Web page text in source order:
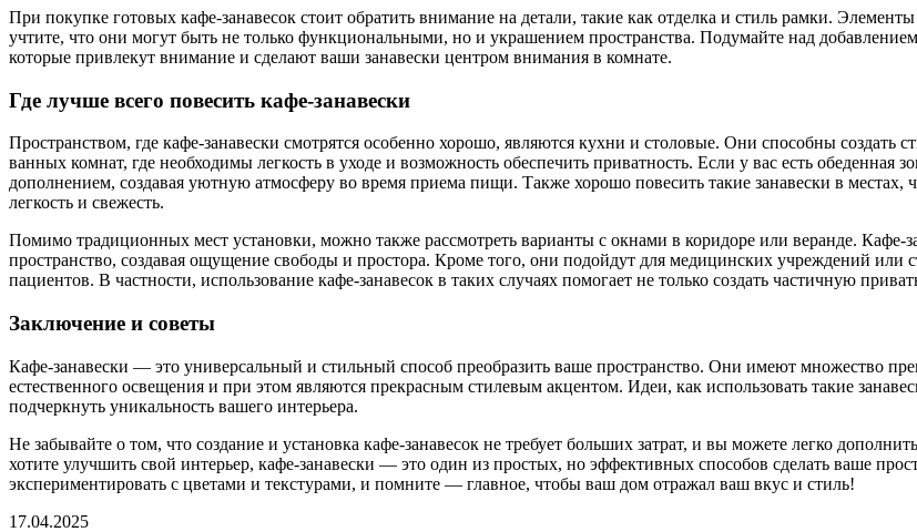
При покупке готовых кафе-занавесок стоит обратить внимание на детали, такие как отделка и стиль рамки.
учтите, что они могут быть не только функциональными, но и украшением пространства. Подумайте над
которые привлекут внимание и сделают ваши занавески центром внимания в комнате.
Где лучше всего повесить кафе-занавески
Пространством, где кафе-занавески смотрятся особенно хорошо, являются кухни и столовые. Они способны создать
ванных комнат, где необходимы легкость в уходе и возможность обеспечить приватность. Если у вас есть обеденная
дополнением, создавая уютную атмосферу во время приема пищи. Также хорошо повесить такие занавески в
легкость и свежесть.
Помимо традиционных мест установки, можно также рассмотреть варианты с окнами в коридоре или веранде. Кафе-
пространство, создавая ощущение свободы и простора. Кроме того, они подойдут для медицинских учреждений или
пациентов. В частности, использование кафе-занавесок в таких случаях помогает не только создать частичную
Заключение и советы
Кафе-занавески — это универсальный и стильный способ преобразить ваше пространство. Они имеют множество
естественного освещения и при этом являются прекрасным стилевым акцентом. Идеи, как использовать такие
подчеркнуть уникальность вашего интерьера.
Не забывайте о том, что создание и установка кафе-занавесок не требует больших затрат, и вы можете легко
хотите улучшить свой интерьер, кафе-занавески — это один из простых, но эффективных способов сделать ваше
экспериментировать с цветами и текстурами, и помните — главное, чтобы ваш дом отражал ваш вкус и стиль!
17.04.2025